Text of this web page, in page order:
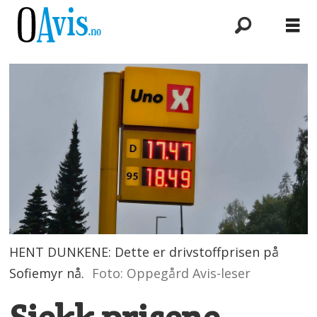
HENT DUNKENE: Dette er drivstoffprisen på
Sofiemyr nå. Foto: Oppegård Avis-leser